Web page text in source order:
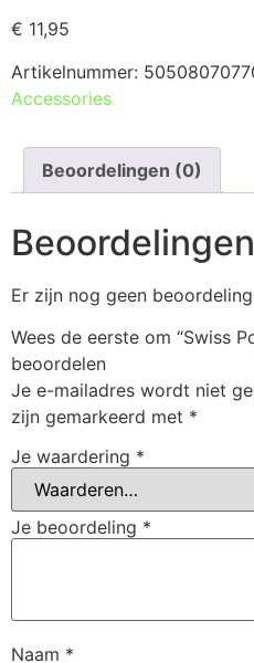
€ 11,95
Artikelnummer:
Accessories
Beoordelingen (0)
Beoordelingen
Er zijn nog geen
Wees de eerste om “Swiss
beoordelen
Je e-mailadres wordt niet
zijn gemarkeerd met *
Je waardering *
Je beoordeling *
Naam *